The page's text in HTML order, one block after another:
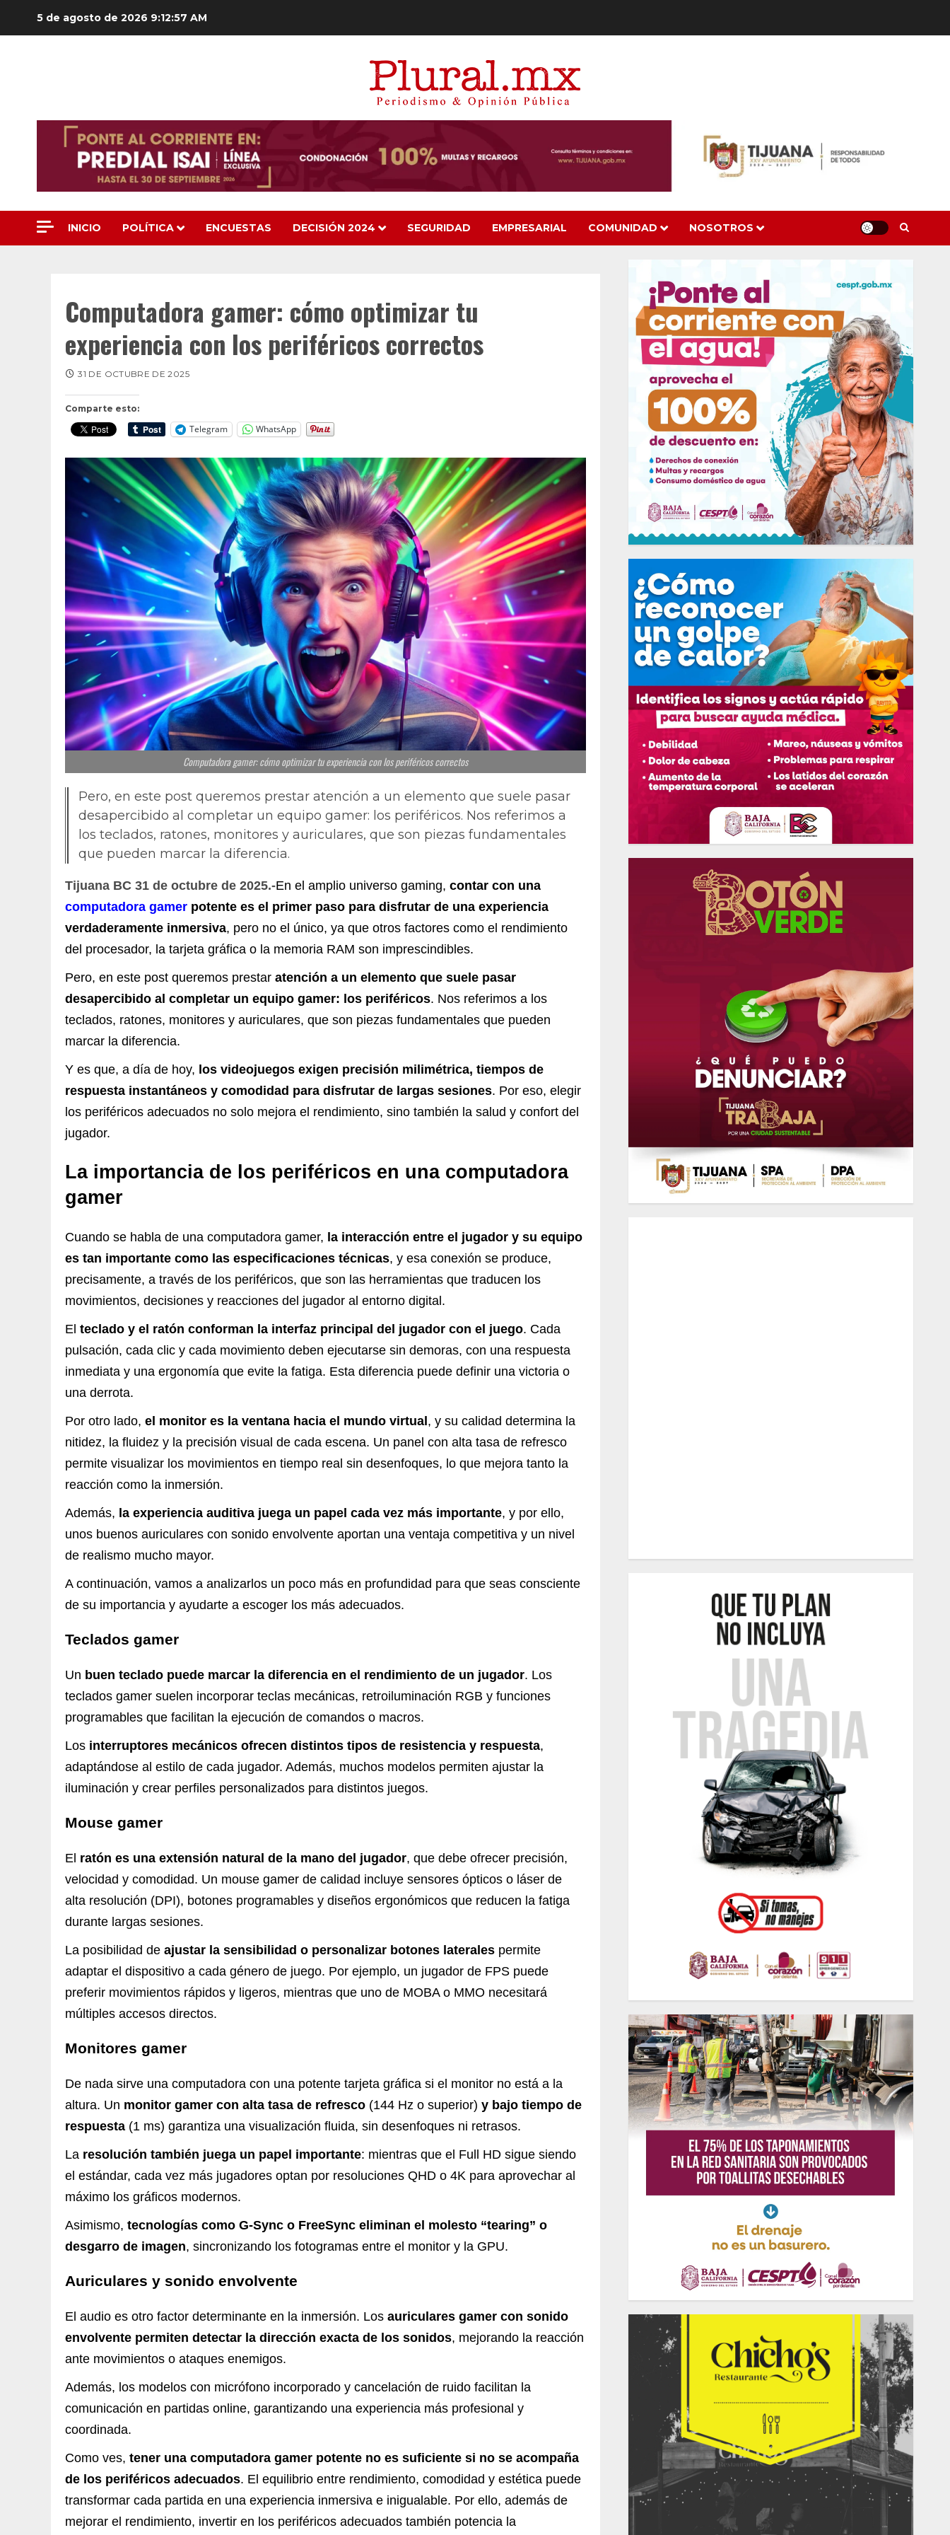
5 de agosto de 2026 9:12:58 AM
INICIO POLÍTICA ENCUESTAS DECISIÓN 2024 SEGURIDAD EMPRESARIAL COMUNIDAD NOSOTROS
Computadora gamer: cómo optimizar tu
experiencia con los periféricos correctos
Comparte esto:
Telegram WhatsApp
31 DE OCTUBRE DE 2025
Computadora gamer: cómo optimizar tu experiencia con los periféricos correctos
Pero, en este post queremos prestar atención a un elemento que suele pasar
desapercibido al completar un equipo gamer: los periféricos. Nos referimos a
los teclados, ratones, monitores y auriculares, que son piezas fundamentales
que pueden marcar la diferencia.
Tijuana BC 31 de octubre de 2025.-En el amplio universo gaming, contar con una
computadora gamer potente es el primer paso para disfrutar de una experiencia
verdaderamente inmersiva, pero no el único, ya que otros factores como el rendimiento
del procesador, la tarjeta gráfica o la memoria RAM son imprescindibles.
Pero, en este post queremos prestar atención a un elemento que suele pasar
desapercibido al completar un equipo gamer: los periféricos. Nos referimos a los
teclados, ratones, monitores y auriculares, que son piezas fundamentales que pueden
marcar la diferencia.
Y es que, a día de hoy, los videojuegos exigen precisión milimétrica, tiempos de
respuesta instantáneos y comodidad para disfrutar de largas sesiones. Por eso, elegir
los periféricos adecuados no solo mejora el rendimiento, sino también la salud y confort del
jugador.
La importancia de los periféricos en una computadora
gamer
Cuando se habla de una computadora gamer, la interacción entre el jugador y su equipo
es tan importante como las especificaciones técnicas, y esa conexión se produce,
precisamente, a través de los periféricos, que son las herramientas que traducen los
movimientos, decisiones y reacciones del jugador al entorno digital.
El teclado y el ratón conforman la interfaz principal del jugador con el juego. Cada
pulsación, cada clic y cada movimiento deben ejecutarse sin demoras, con una respuesta
inmediata y una ergonomía que evite la fatiga. Esta diferencia puede definir una victoria o
una derrota.
Por otro lado, el monitor es la ventana hacia el mundo virtual , y su calidad determina la
nitidez, la fluidez y la precisión visual de cada escena. Un panel con alta tasa de refresco
permite visualizar los movimientos en tiempo real sin desenfoques, lo que mejora tanto la
reacción como la inmersión.
Además, la experiencia auditiva juega un papel cada vez más importante, y por ello,
unos buenos auriculares con sonido envolvente aportan una ventaja competitiva y un nivel
de realismo mucho mayor.
A continuación, vamos a analizarlos un poco más en profundidad para que seas consciente
de su importancia y ayudarte a escoger los más adecuados.
Teclados gamer
Un buen teclado puede marcar la diferencia en el rendimiento de un jugador. Los
teclados gamer suelen incorporar teclas mecánicas, retroiluminación RGB y funciones
programables que facilitan la ejecución de comandos o macros.
Los interruptores mecánicos ofrecen distintos tipos de resistencia y respuesta,
adaptándose al estilo de cada jugador. Además, muchos modelos permiten ajustar la
iluminación y crear perfiles personalizados para distintos juegos.
Mouse gamer
El ratón es una extensión natural de la mano del jugador, que debe ofrecer precisión,
velocidad y comodidad. Un mouse gamer de calidad incluye sensores ópticos o láser de
alta resolución (DPI), botones programables y diseños ergonómicos que reducen la fatiga
durante largas sesiones.
La posibilidad de ajustar la sensibilidad o personalizar botones laterales permite
adaptar el dispositivo a cada género de juego. Por ejemplo, un jugador de FPS puede
preferir movimientos rápidos y ligeros, mientras que uno de MOBA o MMO necesitará
múltiples accesos directos.
Monitores gamer
De nada sirve una computadora con una potente tarjeta gráfica si el monitor no está a la
altura. Un monitor gamer con alta tasa de refresco (144 Hz o superior) y bajo tiempo de
respuesta (1 ms) garantiza una visualización fluida, sin desenfoques ni retrasos.
La resolución también juega un papel importante: mientras que el Full HD sigue siendo
el estándar, cada vez más jugadores optan por resoluciones QHD o 4K para aprovechar al
máximo los gráficos modernos.
Asimismo, tecnologías como G-Sync o FreeSync eliminan el molesto “tearing” o
desgarro de imagen, sincronizando los fotogramas entre el monitor y la GPU.
Auriculares y sonido envolvente
El audio es otro factor determinante en la inmersión. Los auriculares gamer con sonido
envolvente permiten detectar la dirección exacta de los sonidos, mejorando la reacción
ante movimientos o ataques enemigos.
Además, los modelos con micrófono incorporado y cancelación de ruido facilitan la
comunicación en partidas online, garantizando una experiencia más profesional y
coordinada.
Como ves, tener una computadora gamer potente no es suficiente si no se acompaña
de los periféricos adecuados. El equilibrio entre rendimiento, comodidad y estética puede
transformar cada partida en una experiencia inmersiva e inigualable. Por ello, además de
mejorar el rendimiento, invertir en los periféricos adecuados también potencia la